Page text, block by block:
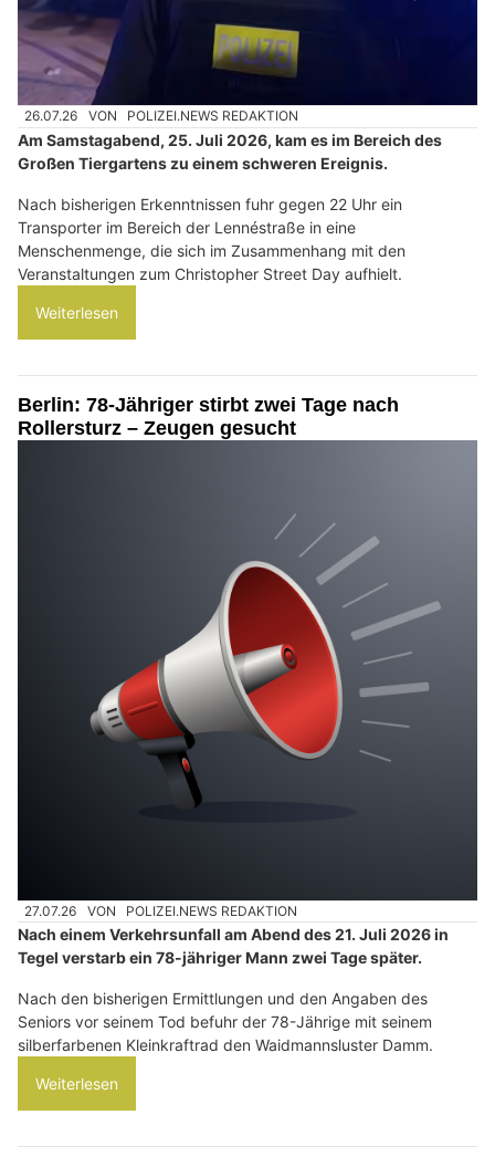
26.07.26 VON POLIZEI.NEWS REDAKTION
Am Samstagabend, 25. Juli 2026, kam es im Bereich des
Großen Tiergartens zu einem schweren Ereignis.
Nach bisherigen Erkenntnissen fuhr gegen 22 Uhr ein
Transporter im Bereich der Lennéstraße in eine
Menschenmenge, die sich im Zusammenhang mit den
Veranstaltungen zum Christopher Street Day aufhielt.
Weiterlesen
Berlin: 78-Jähriger stirbt zwei Tage nach
Rollersturz – Zeugen gesucht
27.07.26 VON POLIZEI.NEWS REDAKTION
Nach einem Verkehrsunfall am Abend des 21. Juli 2026 in
Tegel verstarb ein 78-jähriger Mann zwei Tage später.
Nach den bisherigen Ermittlungen und den Angaben des
Seniors vor seinem Tod befuhr der 78-Jährige mit seinem
silberfarbenen Kleinkraftrad den Waidmannsluster Damm.
Weiterlesen